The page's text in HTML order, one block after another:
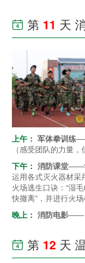
 第 11 天
上午： 军体拳训练
（感受团队的力量，
下午： 消防课堂——
运用各式灭火器材采
火场逃生口诀：“湿
快撤离”，并进行火
晚上： 消防电影——
 第 12 天